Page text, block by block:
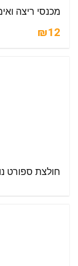
מכנסי ריצה
₪12
חולצת ספורט